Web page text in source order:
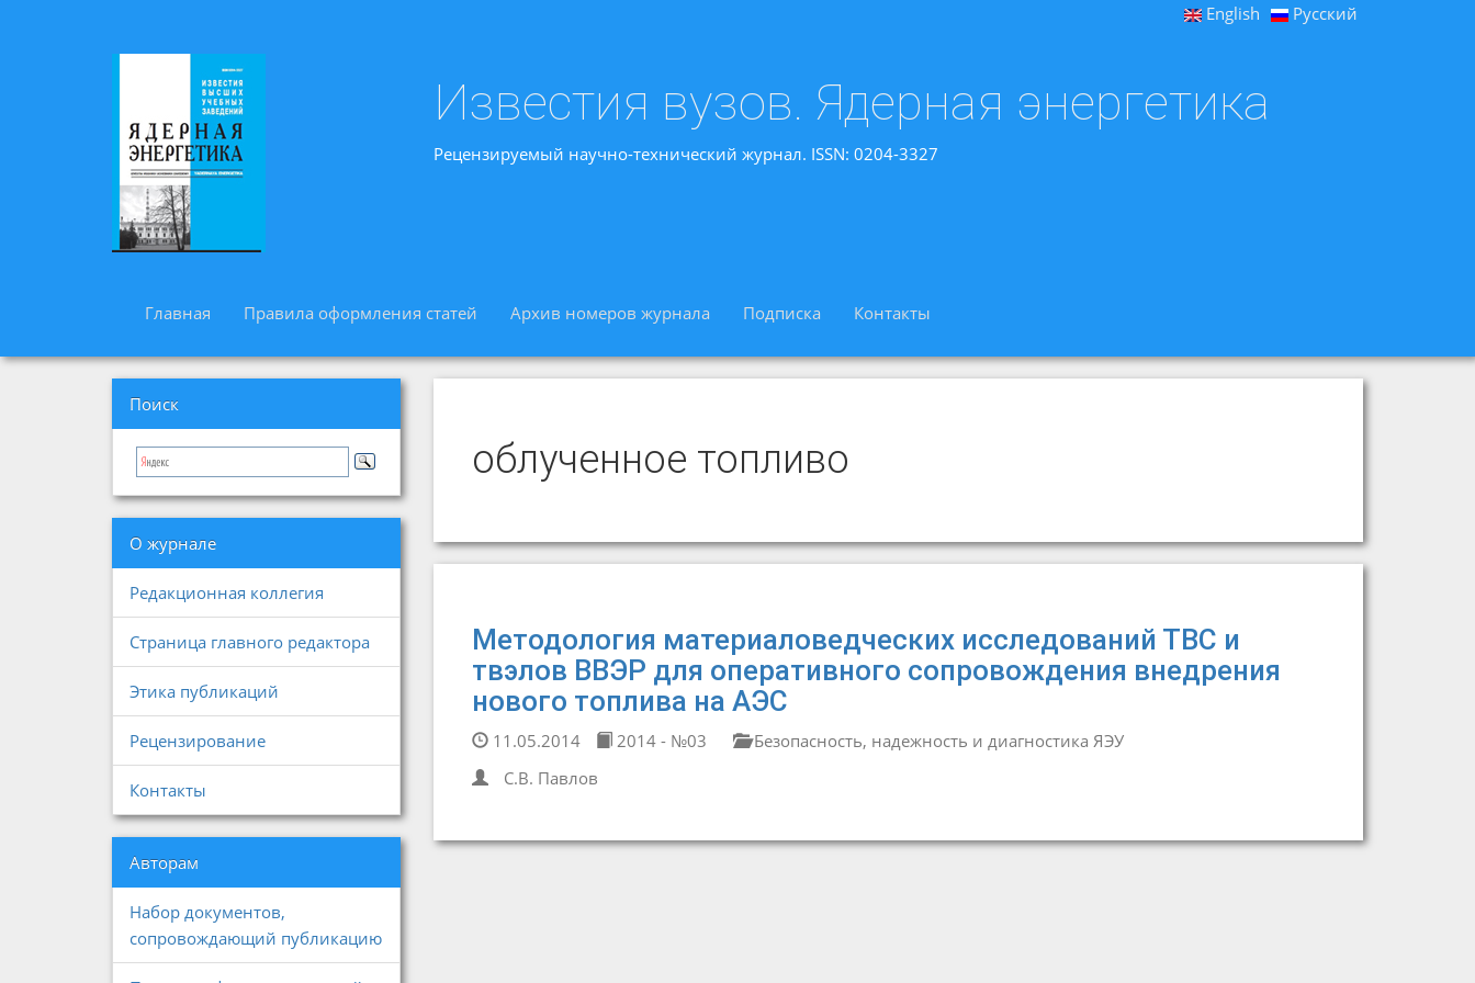
English Русский
Известия вузов. Ядерная энергетика
Рецензируемый научно-технический журнал. ISSN: 0204-3327
Главная Правила оформления статей Архив номеров журнала Подписка Контакты
Поиск
О журнале
Редакционная коллегия
Страница главного редактора
Этика публикаций
Рецензирование
Контакты
Авторам
Набор документов,
сопровождающий публикацию
облученное топливо
Методология материаловедческих исследований ТВС и
твэлов ВВЭР для оперативного сопровождения внедрения
нового топлива на АЭС
11.05.2014 2014 - №03
Безопасность, надежность и диагностика ЯЭУ
С.В. Павлов